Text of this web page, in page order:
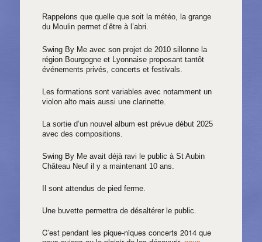
Rappelons que quelle que soit la météo, la grange
du Moulin permet d’être à l’abri.
Swing By Me avec son projet de 2010 sillonne la
région Bourgogne et Lyonnaise proposant tantôt
événements privés, concerts et festivals.
Les formations sont variables avec notamment un
violon alto mais aussi une clarinette.
La sortie d’un nouvel album est prévue début 2025
avec des compositions.
Swing By Me avait déjà ravi le public à St Aubin
Château Neuf il y a maintenant 10 ans.
Il sont attendus de pied ferme.
Une buvette permettra de désaltérer le public.
C’est pendant les pique-niques concerts 2014 que